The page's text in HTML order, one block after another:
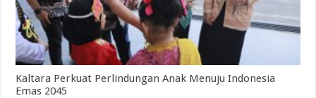
Kaltara Perkuat Perlindungan Anak Menuju Indonesia
Emas 2045